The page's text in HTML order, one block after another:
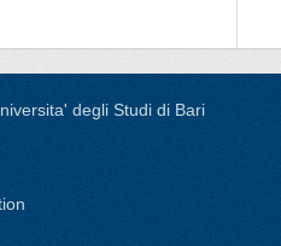
degli Studi di Bari